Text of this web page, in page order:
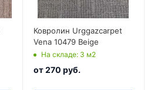
Ковролин Urggazcarpet
Vena 10479 Beige
На складе: 3 м2
от270 руб.